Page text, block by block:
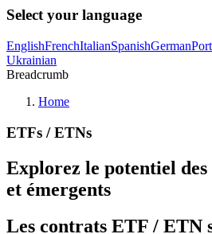
Select your language
EnglishFrenchItalianSpanishGerman
Ukrainian
Breadcrumb
Home
ETFs / ETNs
Explorez le potentiel
et émergents
Les contrats ETF / ETN